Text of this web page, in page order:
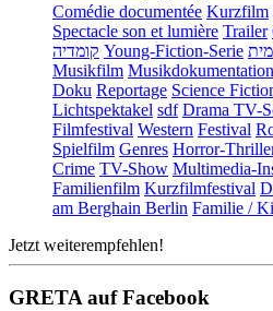
Comédie documentée Kurzfilm
Spectacle son et lumière Trailer
קומדיה Young-Fiction-Serie
Musikfilm Musikdokumentation
Doku Reportage Science
Lichtspektakel sdf Drama TV-
Filmfestival Western Festival
Spielfilm Genres Horror-
Crime TV-Show Multimedia-
Familienfilm Kurzfilmfestival
am Berghain Berlin Familie /
Jetzt weiterempfehlen!
GRETA auf Facebook